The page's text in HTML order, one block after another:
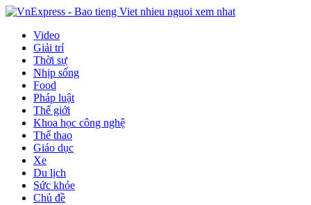
Video
Giải trí
Thời sự
Nhịp sống
Food
Pháp luật
Thế giới
Khoa học công nghệ
Thể thao
Giáo dục
Xe
Du lịch
Sức khỏe
Chủ đề